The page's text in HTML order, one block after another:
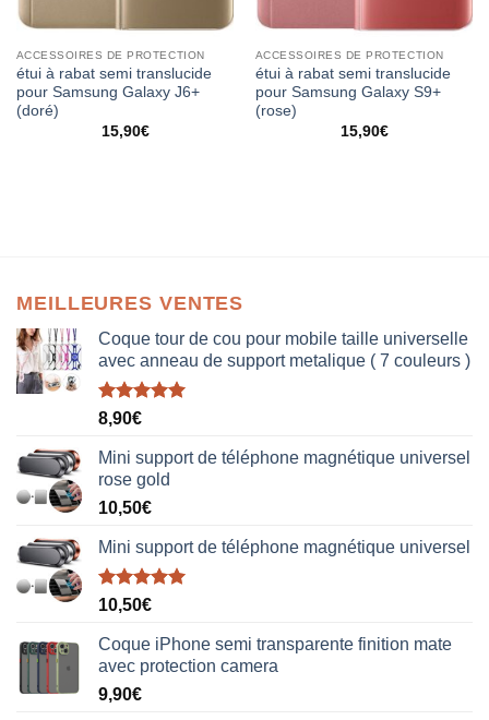
ACCESSOIRES DE PROTECTION
étui à rabat semi translucide
pour Samsung Galaxy J6+
(doré)
15,90€
ACCESSOIRES DE PROTECTION
étui à rabat semi translucide
pour Samsung Galaxy S9+
(rose)
15,90€
MEILLEURES VENTES
Coque tour de cou pour mobile taille universelle
avec anneau de support metalique ( 7 couleurs )
Note5.00
8,90€
Mini support de téléphone magnétique universel
rose gold
10,50€
Mini support de téléphone magnétique universel
Note5.00
10,50€
Coque iPhone semi transparente finition mate
avec protection camera
9,90€